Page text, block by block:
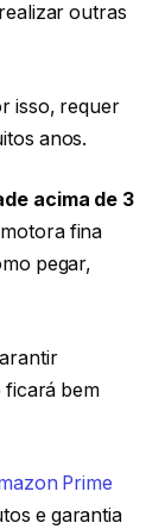
outras
isso, requer
anos.
acima de 3
fina
pegar,
ficará bem
Prime
e garantia